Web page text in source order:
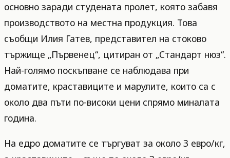
основно заради студената пролет, която забавя
производството на местна продукция. Това
съобщи Илия Гатев, представител на стоково
тържище „Първенец“, цитиран от „Стандарт нюз“.
Най-голямо поскъпване се наблюдава при
доматите, краставиците и марулите, които са с
около два пъти по-високи цени спрямо миналата
година.
На едро доматите се търгуват за около 3 евро/кг,